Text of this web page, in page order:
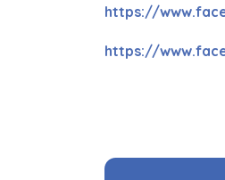
https://
https://